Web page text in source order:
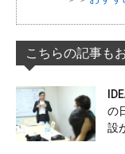
こちらの記事も
の
設